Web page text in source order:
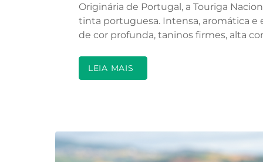
Originária de Portugal, a Touriga
tinta portuguesa. Intensa, aromática
de cor profunda, taninos firmes, alta
LEIA MAIS